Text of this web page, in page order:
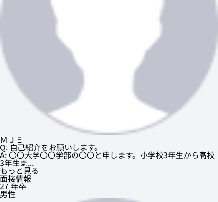
ＭＪＥ
Q: 自己紹介をお願いします。
A: 〇〇大学〇〇学部の〇〇と申します。小学校3年生から高校
3年生ま...
もっと見る
面接情報
27 年卒
男性